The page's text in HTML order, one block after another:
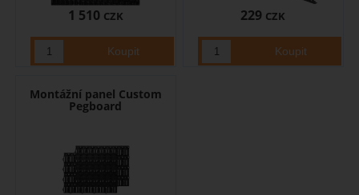
1 510 CZK 229 CZK
Montážní panel Custom
Pegboard